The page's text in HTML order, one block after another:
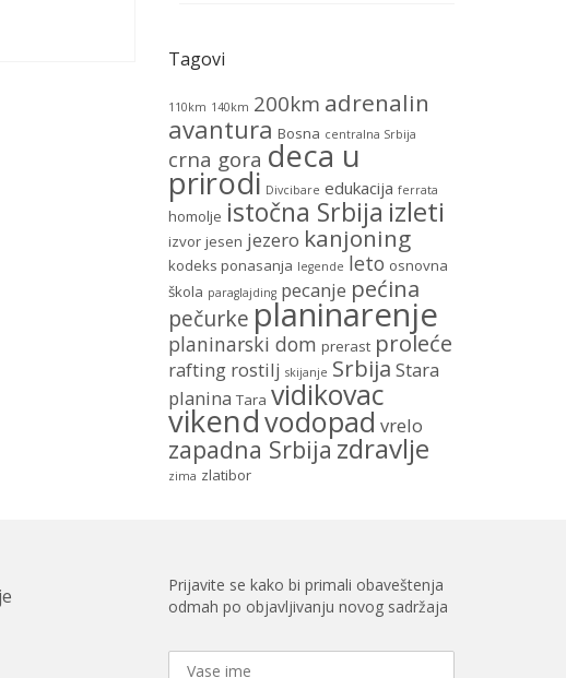
Tagovi
110km 140km 200km adrenalin
avantura Bosna centralna Srbija
crna gora deca u
prirodi Divcibare edukacija ferrata
homolje istočna Srbija izleti
izvor jesen jezero kanjoning
kodeks ponasanja legende leto osnovna
škola paraglajding pecanje pećina
pečurke planinarenje
planinarski dom prerast proleće
rafting rostilj skijanje Srbija Stara
planina Tara vidikovac
vikendvodopad vrelo
zapadna Srbijazdravlje
zima zlatibor
Prijavite se kako bi primali obaveštenja
odmah po objavljivanju novog sadržaja